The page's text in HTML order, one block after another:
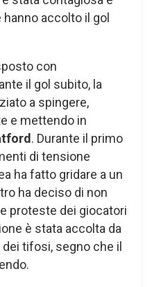
accolto il gol
con
il gol subito, la
a spingere,
e mettendo in
. Durante il primo
di tensione
ha fatto gridare a un
ha deciso di non
proteste dei giocatori
è stata accolta da
tifosi, segno che il